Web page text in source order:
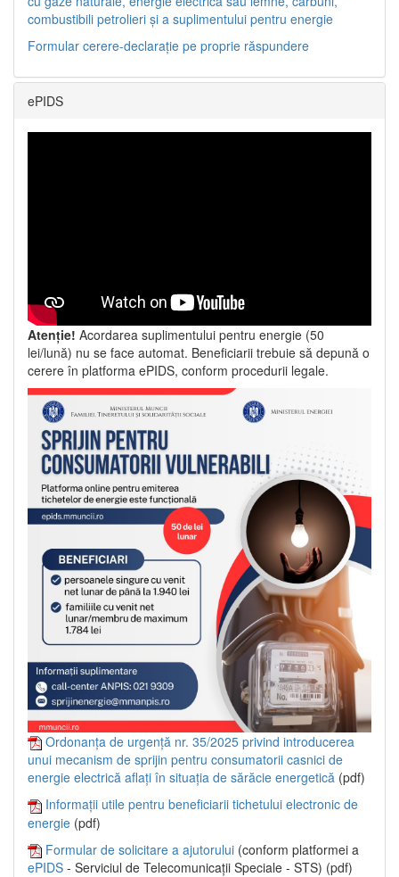
combustibili petrolieri și a suplimentului pentru energie
Formular cerere-declarație pe proprie răspundere
ePIDS
Atenție! Acordarea suplimentului pentru energie (50
lei/lună) nu se face automat. Beneficiarii trebuie să depună o
cerere în platforma ePIDS, conform procedurii legale.
Ordonanța de urgență nr. 35/2025 privind introducerea
unui mecanism de sprijin pentru consumatorii casnici de
energie electrică aflați în situația de sărăcie energetică (pdf)
Informații utile pentru beneficiarii tichetului electronic de
energie (pdf)
Formular de solicitare a ajutorului (conform platformei a
ePIDS - Serviciul de Telecomunicații Speciale - STS) (pdf)